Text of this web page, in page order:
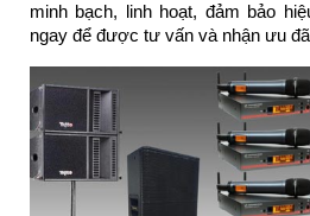
minh bạch, linh hoạt, đảm bảo
ngay để được tư vấn và nhận ưu